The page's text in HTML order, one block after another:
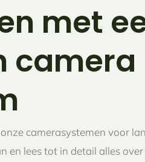
met
camera
camerasystemen voor
en lees tot in detail alles